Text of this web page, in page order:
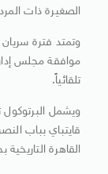
الصغيرة ذات
وتمتد فترة سريان
موافقة مجلس
تلقائياً.
ويشمل
قايتباي بباب
القاهرة التاريخية